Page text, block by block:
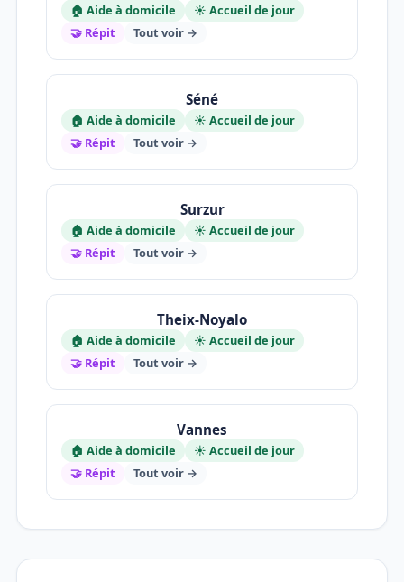
🏠 Aide à domicile
☀️ Accueil de jour
🤝 Répit
Tout voir →
Séné
🏠 Aide à domicile
☀️ Accueil de jour
🤝 Répit
Tout voir →
Surzur
🏠 Aide à domicile
☀️ Accueil de jour
🤝 Répit
Tout voir →
Theix-Noyalo
🏠 Aide à domicile
☀️ Accueil de jour
🤝 Répit
Tout voir →
Vannes
🏠 Aide à domicile
☀️ Accueil de jour
🤝 Répit
Tout voir →